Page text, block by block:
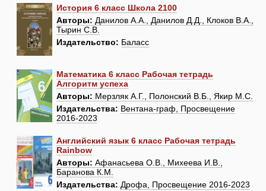
История 6 класс Школа 2100
Авторы: Данилов А.А., Данилов Д.Д., Клоков В.А.,
Тырин С.В.
Издательство: Баласс
Математика 6 класс Рабочая тетрадь
Алгоритм успеха
Авторы: Мерзляк А.Г., Полонский В.Б., Якир М.С.
Издательства: Вентана-граф, Просвещение
2016-2023
Английский язык 6 класс Рабочая тетрадь
Rainbow
Авторы: Афанасьева О.В., Михеева И.В.,
Баранова К.М.
Издательства: Дрофа, Просвещение 2016-2023